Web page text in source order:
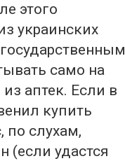
этого
украинских
само на
аптек. Если в
купить
по слухам,
(если удастся